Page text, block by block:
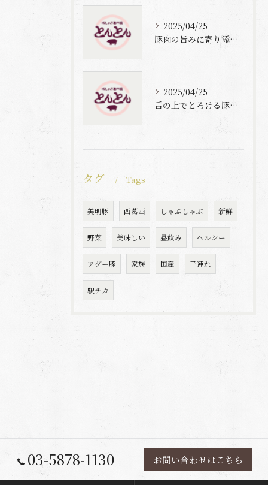
2025/04/25
豚肉の旨みに寄り添う自家製梅出汁の魅力
2025/04/25
舌の上でとろける豚肉と自家製梅出汁の魅力
タグ Tags
美明豚 西葛西 しゃぶしゃぶ 新鮮
野菜 美味しい 昼飲み ヘルシー
アグー豚 家族 国産 子連れ
駅チカ
03-5878-1130 お問い合わせはこちら